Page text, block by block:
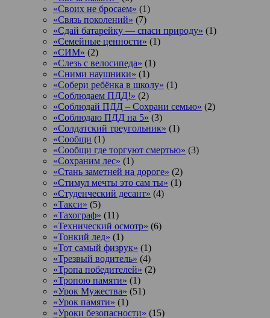
«Своих не бросаем» (1)
«Связь поколений» (7)
«Сдай батарейку — спаси природу» (1)
«Семейные ценности» (1)
«СИМ» (2)
«Слезь с велосипеда» (1)
«Сними наушники» (1)
«Собери ребёнка в школу» (1)
«Соблюдаем ПДД!» (2)
«Соблюдай ПДД – Сохрани семью» (2)
«Соблюдаю ПДД на 5» (3)
«Солдатский треугольник» (1)
«Сообщи (1)
«Сообщи где торгуют смертью» (3)
«Сохраним лес» (1)
«Стань заметней на дороге» (2)
«Стимул мечты это сам ты» (1)
«Студенческий десант» (4)
«Такси» (5)
«Тахограф» (11)
«Технический осмотр» (6)
«Тонкий лед» (1)
«Тот самый физрук» (1)
«Трезвый водитель» (4)
«Тропа победителей» (2)
«Тропою памяти» (1)
«Урок Мужества» (51)
«Урок памяти» (1)
«Уроки безопасности» (15)